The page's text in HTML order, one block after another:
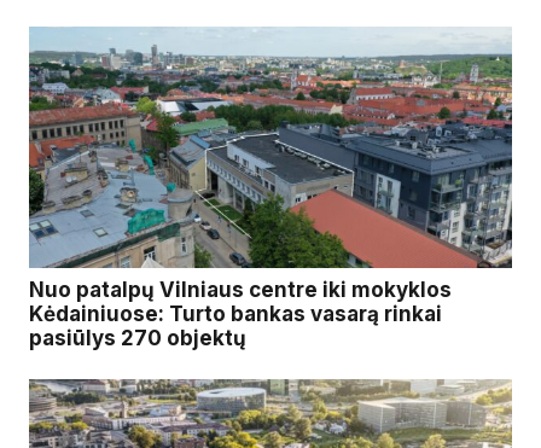
Nuo patalpų Vilniaus centre iki mokyklos
Kėdainiuose: Turto bankas vasarą rinkai
pasiūlys 270 objektų